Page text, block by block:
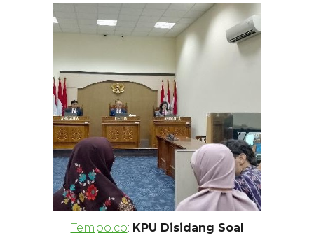
Tempo.co: KPU Disidang Soal